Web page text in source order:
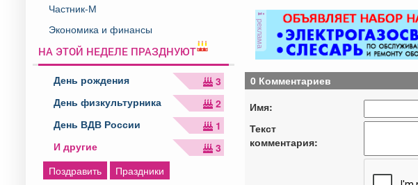
Частник-М
Экономика и финансы
НА ЭТОЙ НЕДЕЛЕ ПРАЗДНУЮТ
День рождения
3
День физкультурника
2
День ВДВ России
1
И другие
3
Поздравить
Праздники
реклама
0 Комментариев
Имя:
Текст
комментария: